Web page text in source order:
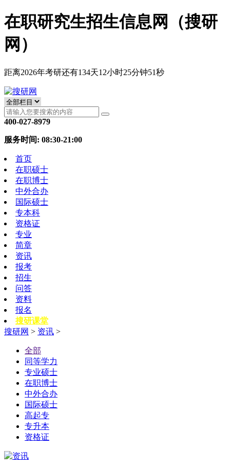
在职研究生招生信息网（搜研
网）
距离2026年考研还有134天12小时25分钟51秒
400-027-8979
服务时间: 08:30-21:00
首页
在职硕士
在职博士
中外合办
国际硕士
专本科
资格证
专业
简章
资讯
报考
招生
问答
资料
报名
搜研课堂
搜研网 > 资讯 >
全部
同等学力
专业硕士
在职博士
中外合办
国际硕士
高起专
专升本
资格证